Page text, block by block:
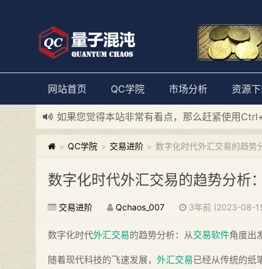
网站首页 QC学院 市场分析 资源
如果您觉得本站非常有看点，那么赶紧使用
新添加量子混沌系统板块，欢迎大家访问！---“
> QC学院 > 交易进阶 > 数字化时代外汇交易的趋势
数字化时代外汇交易的趋势分析
交易进阶 Qchaos_007 3年前 (2023-08-
数字化时代外汇交易的趋势分析：从交易软件角度出
随着现代科技的飞速发展， 外汇交易已经从传统的纸